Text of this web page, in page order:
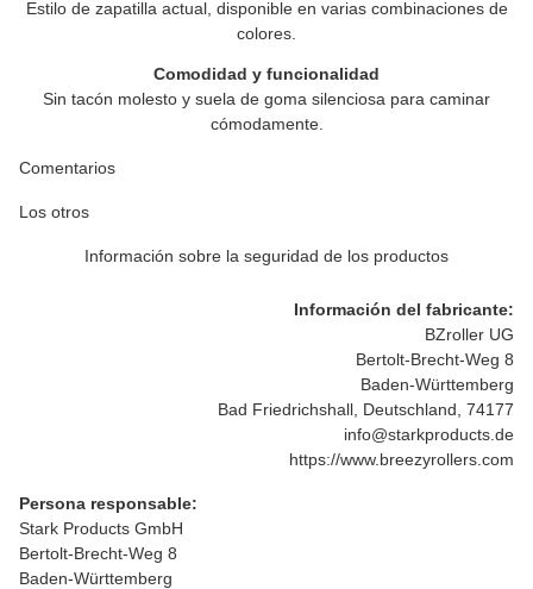
Estilo de zapatilla actual, disponible en varias combinaciones de
colores.
Comodidad y funcionalidad
Sin tacón molesto y suela de goma silenciosa para caminar
cómodamente.
Comentarios
Los otros
Información sobre la seguridad de los productos
Información del fabricante:
BZroller UG
Bertolt-Brecht-Weg 8
Baden-Württemberg
Bad Friedrichshall, Deutschland, 74177
info@starkproducts.de
https://www.breezyrollers.com
Persona responsable:
Stark Products GmbH
Bertolt-Brecht-Weg 8
Baden-Württemberg